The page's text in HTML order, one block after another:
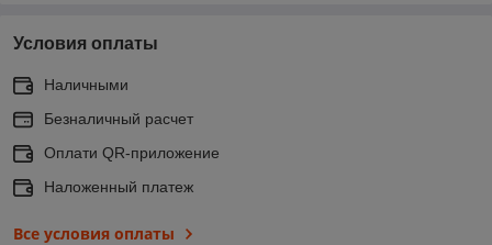
Условия оплаты
Наличными
Безналичный расчет
Оплати QR-приложение
Наложенный платеж
Все условия оплаты